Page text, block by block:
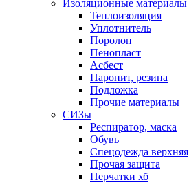
Изоляционные материалы
Теплоизоляция
Уплотнитель
Поролон
Пенопласт
Асбест
Паронит, резина
Подложка
Прочие материалы
СИЗы
Респиратор, маска
Обувь
Спецодежда верхняя
Прочая защита
Перчатки хб